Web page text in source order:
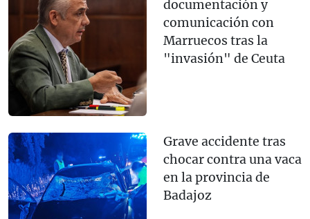
documentación y
comunicación con
Marruecos tras la
"invasión" de Ceuta
Grave accidente tras
chocar contra una vaca
en la provincia de
Badajoz